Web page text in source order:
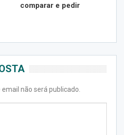
comparar e pedir
não será publicado.